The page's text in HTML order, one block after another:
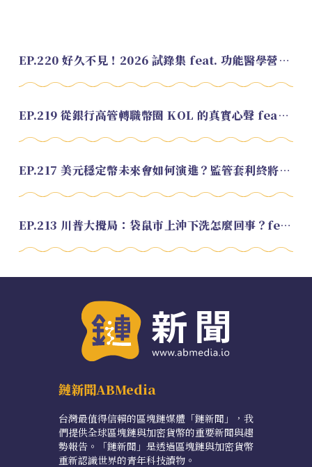
EP.220 好久不見！2026 試錄集 feat. 功能醫學營養師 美寶
EP.219 從銀行高管轉職幣圈 KOL 的真實心聲 feat.龜大
EP.217 美元穩定幣未來會如何演進？監管套利終將收斂？feat. 研究員 余哲安
EP.213 川普大攪局：袋鼠市上沖下洗怎麼回事？feat. Alvin
鏈新聞ABMedia
台灣最值得信賴的區塊鏈媒體「鏈新聞」，我
們提供全球區塊鏈與加密貨幣的重要新聞與趨
勢報告。「鏈新聞」是透過區塊鏈與加密貨幣
重新認識世界的青年科技讀物。